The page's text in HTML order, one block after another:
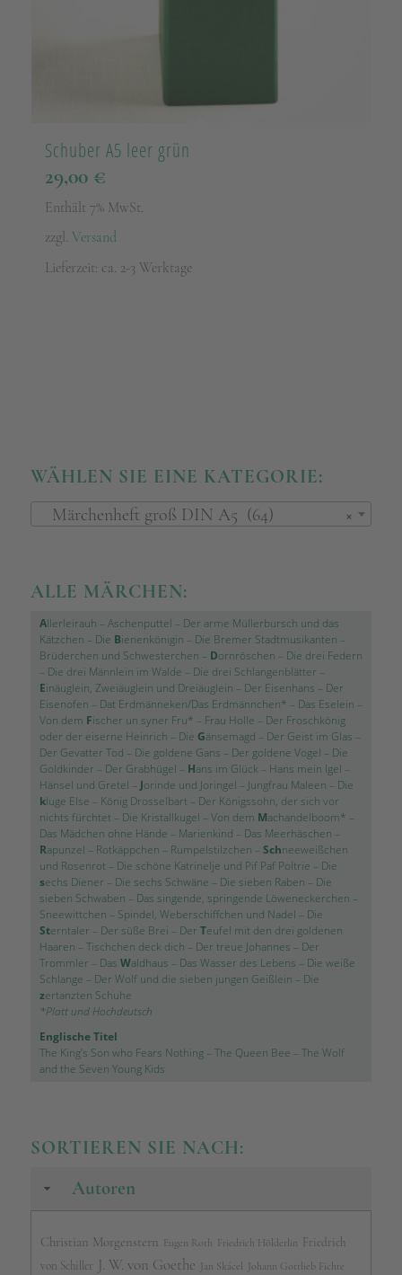
Schuber A5 leer grün
29,00 €
Enthält 7% MwSt.
zzgl. Versand
Lieferzeit: ca. 2-3 Werktage
WÄHLEN SIE EINE KATEGORIE:
×
Märchenheft groß DIN A5 (64)
ALLE MÄRCHEN:
Allerleirauh – Aschenputtel – Der arme Müllerbursch und das
Kätzchen – Die Bienenkönigin – Die Bremer Stadtmusikanten –
Brüderchen und Schwesterchen – Dornröschen – Die drei Federn
– Die drei Männlein im Walde – Die drei Schlangenblätter –
Einäuglein, Zweiäuglein und Dreiäuglein – Der Eisenhans – Der
Eisenofen – Dat Erdmänneken/Das Erdmännchen* – Das Eselein –
Von dem Fischer un syner Fru* – Frau Holle – Der Froschkönig
oder der eiserne Heinrich – Die Gänsemagd – Der Geist im Glas –
Der Gevatter Tod – Die goldene Gans – Der goldene Vogel – Die
Goldkinder – Der Grabhügel – Hans im Glück– Hans mein Igel –
Hänsel und Gretel – Jorinde und Joringel – Jungfrau Maleen – Die
kluge Else – König Drosselbart – Der Königssohn, der sich vor
nichts fürchtet – Die Kristallkugel – Von dem Machandelboom* –
Das Mädchen ohne Hände – Marienkind – Das Meerhäschen –
Rapunzel – Rotkäppchen – Rumpelstilzchen – Schneeweißchen
und Rosenrot – Die schöne Katrinelje und Pif Paf Poltrie – Die
sechs Diener – Die sechs Schwäne – Die sieben Raben – Die
sieben Schwaben – Das singende, springende Löweneckerchen –
Sneewittchen – Spindel, Weberschiffchen und Nadel – Die
Sterntaler – Der süße Brei – Der Teufel mit den drei goldenen
Haaren – Tischchen deck dich – Der treue Johannes – Der
Trommler – Das Waldhaus – Das Wasser des Lebens – Die weiße
Schlange – Der Wolf und die sieben jungen Geißlein – Die
zertanzten Schuhe
*Platt und Hochdeutsch
Englische Titel
The King’s Son who Fears Nothing– The Queen Bee – The Wolf
and the Seven Young Kids
SORTIEREN SIE NACH:
Autoren
Christian Morgenstern Eugen Roth Friedrich Hölderlin Friedrich
von Schiller J. W. von Goethe Jan Skácel Johann Gottlieb Fichte